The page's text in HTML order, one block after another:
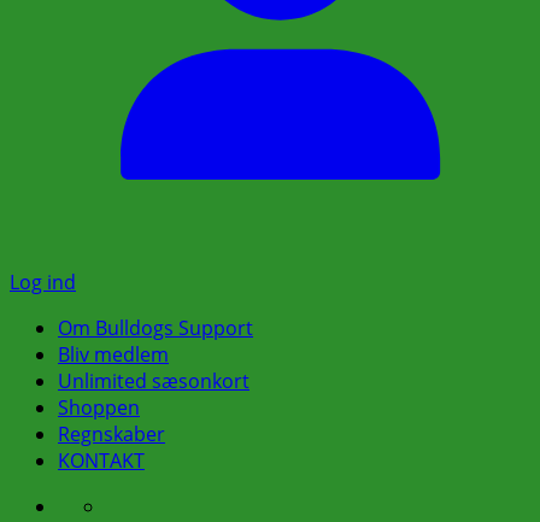
Log ind
Om Bulldogs Support
Bliv medlem
Unlimited sæsonkort
Shoppen
Regnskaber
KONTAKT
Om